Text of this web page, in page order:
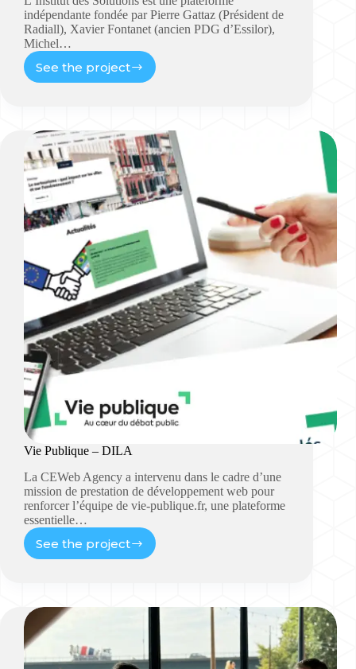
indépendante fondée par Pierre Gattaz (Président de
Radiall), Xavier Fontanet (ancien PDG d’Essilor),
Michel…
See the project
Vie Publique – DILA
La CEWeb Agency a intervenu dans le cadre d’une
mission de prestation de développement web pour
renforcer l’équipe de vie-publique.fr, une plateforme
essentielle…
See the project